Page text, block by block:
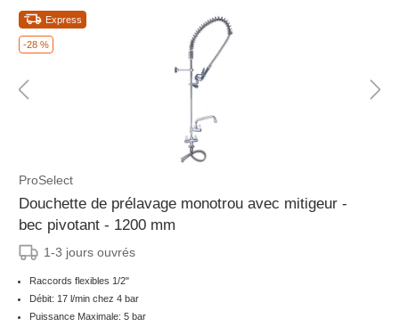
-28 %
Express
ProSelect
Douchette de prélavage monotrou avec mitigeur -
bec pivotant - 1200 mm
1-3 jours ouvrés
Raccords flexibles 1/2"
Débit: 17 l/min chez 4 bar
Puissance Maximale: 5 bar